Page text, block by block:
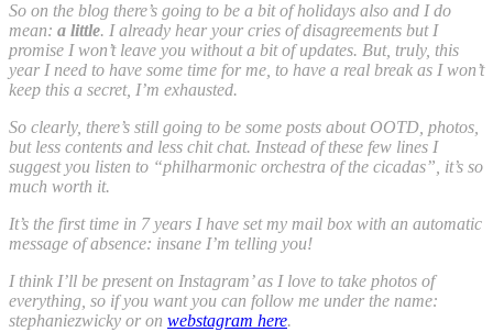
So on the blog there’s going to be a bit of holidays also and I do
mean: a little. I already hear your cries of disagreements but I
promise I won’t leave you without a bit of updates. But, truly, this
year I need to have some time for me, to have a real break as I won’t
keep this a secret, I’m exhausted.
So clearly, there’s still going to be some posts about OOTD, photos,
but less contents and less chit chat. Instead of these few lines I
suggest you listen to “philharmonic orchestra of the cicadas”, it’s so
much worth it.
It’s the first time in 7 years I have set my mail box with an automatic
message of absence: insane I’m telling you!
I think I’ll be present on Instagram’ as I love to take photos of
everything, so if you want you can follow me under the name:
stephaniezwicky or on webstagram here.